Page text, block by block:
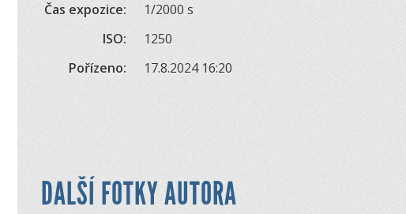
Čas expozice:
1/2000 s
ISO:
1250
Pořízeno:
17.8.2024 16:20
DALŠÍ FOTKY AUTORA